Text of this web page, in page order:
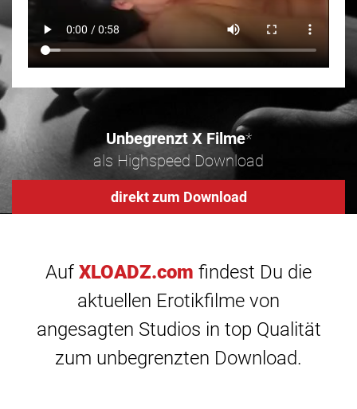
Unbegrenzt X Filme*
als Highspeed Download
direkt zum Download
Auf XLOADZ.com findest Du die
aktuellen Erotikfilme von
angesagten Studios in top Qualität
zum unbegrenzten Download.